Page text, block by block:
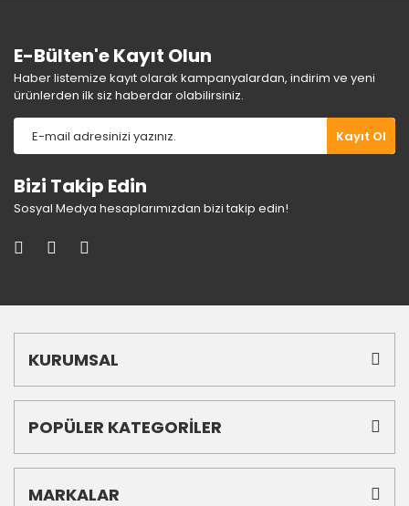
E-Bülten'e Kayıt Olun
Haber listemize kayıt olarak kampanyalardan, indirim ve yeni
ürünlerden ilk siz haberdar olabilirsiniz.
Kayıt Ol
Bizi Takip Edin
Sosyal Medya hesaplarımızdan bizi takip edin!
KURUMSAL
POPÜLER KATEGORİLER
MARKALAR